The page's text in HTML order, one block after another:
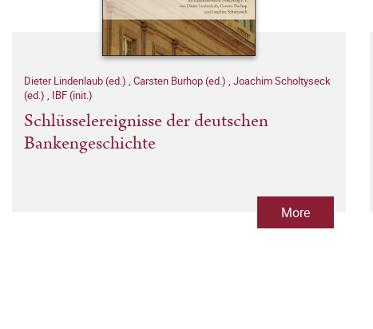
Dieter Lindenlaub (ed.) , Carsten Burhop (ed.) , Joachim Scholtyseck
(ed.) , IBF (init.)
Schlüsselereignisse der deutschen
Bankengeschichte
More